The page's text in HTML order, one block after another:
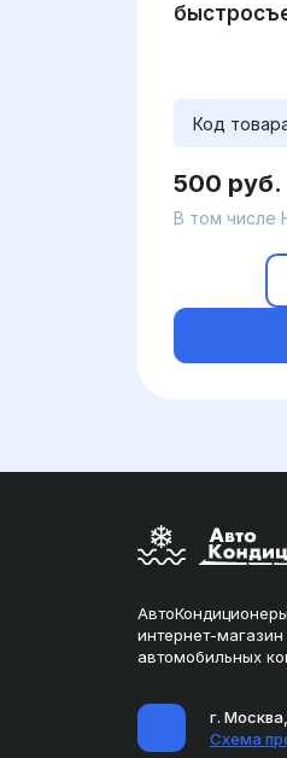
Код
500 руб.
В том числе
интернет-
автомобильных
г.
Схема